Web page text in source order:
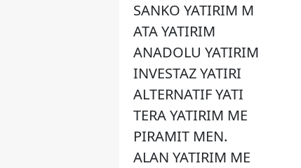
SANKO YATIRIM M
ATA YATIRIM
ANADOLU YATIRIM
INVESTAZ YATIRI
ALTERNATIF YATI
TERA YATIRIM ME
PIRAMIT MEN.
ALAN YATIRIM ME